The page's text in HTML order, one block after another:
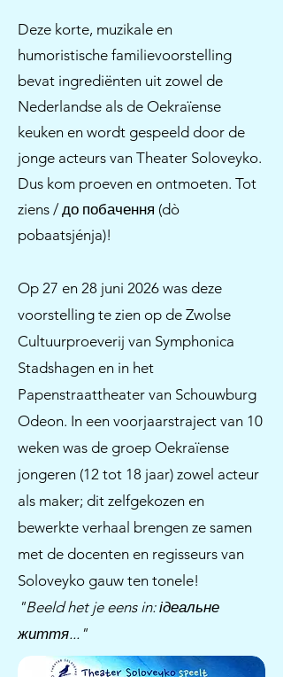
Deze korte, muzikale en
humoristische familievoorstelling
bevat ingrediënten uit zowel de
Nederlandse als de Oekraïense
keuken en wordt gespeeld door de
jonge acteurs van Theater Soloveyko.
Dus kom proeven en ontmoeten. Tot
ziens / до побачення (dò
pobaatsjénja)!
Op 27 en 28 juni 2026 was deze
voorstelling te zien op de Zwolse
Cultuurproeverij van Symphonica
Stadshagen en in het
Papenstraattheater van Schouwburg
Odeon. In een voorjaarstraject van 10
weken was de groep Oekraïense
jongeren (12 tot 18 jaar) zowel acteur
als maker; dit zelfgekozen en
bewerkte verhaal brengen ze samen
met de docenten en regisseurs van
Soloveyko gauw ten tonele!
"Beeld het je eens in: ідеальне
життя..."